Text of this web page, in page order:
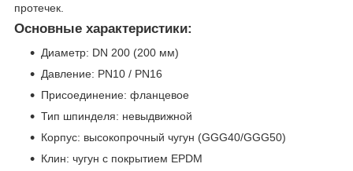
протечек.
Основные характеристики:
Диаметр: DN 200 (200 мм)
Давление: PN10 / PN16
Присоединение: фланцевое
Тип шпинделя: невыдвижной
Корпус: высокопрочный чугун (GGG40/GGG50)
Клин: чугун с покрытием EPDM